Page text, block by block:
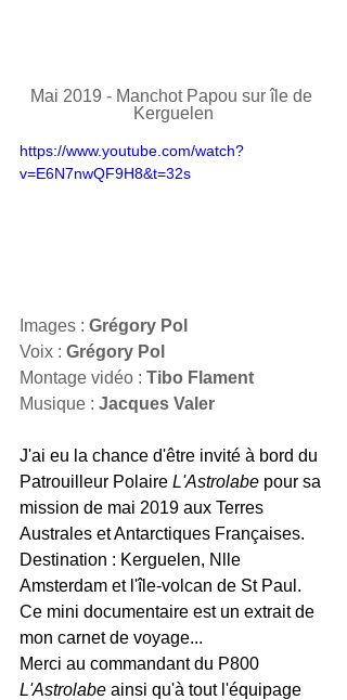
Mai 2019 - Manchot Papou sur île de
Kerguelen
https://www.youtube.com/watch?
v=E6N7nwQF9H8&t=32s
Images : Grégory Pol
Voix : Grégory Pol
Montage vidéo : Tibo Flament
Musique : Jacques Valer
J'ai eu la chance d'être invité à bord du
Patrouilleur Polaire L'Astrolabe pour sa
mission de mai 2019 aux Terres
Australes et Antarctiques Françaises.
Destination : Kerguelen, Nlle
Amsterdam et l'île-volcan de St Paul.
Ce mini documentaire est un extrait de
mon carnet de voyage...
Merci au commandant du P800
L'Astrolabe ainsi qu'à tout l'équipage